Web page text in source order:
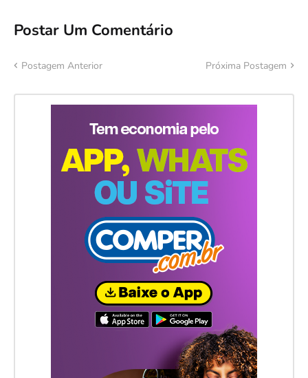
Postar Um Comentário
Postagem Anterior Próxima Postagem